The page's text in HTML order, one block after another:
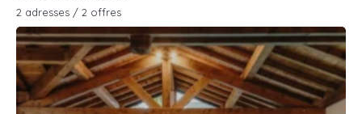
2 adresses / 2 offres